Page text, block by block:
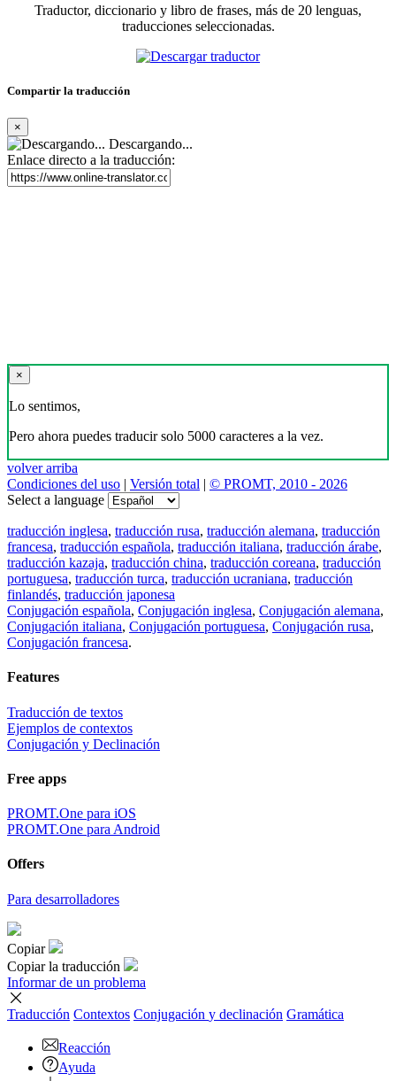
Traductor, diccionario y libro de frases, más de 20 lenguas,
traducciones seleccionadas.
Compartir la traducción
×
Descargando...
Enlace directo a la traducción:
×
Lo sentimos,
Pero ahora puedes traducir solo 5000 caracteres a la vez.
volver arriba
Condiciones del uso | Versión total | © PROMT, 2010 - 2026
Select a language
traducción inglesa, traducción rusa, traducción alemana, traducción
francesa, traducción española, traducción italiana, traducción árabe,
traducción kazaja, traducción china, traducción coreana, traducción
portuguesa, traducción turca, traducción ucraniana, traducción
finlandés, traducción japonesa
Conjugación española, Conjugación inglesa, Conjugación alemana,
Conjugación italiana, Conjugación portuguesa, Conjugación rusa,
Conjugación francesa.
Features
Traducción de textos
Ejemplos de contextos
Conjugación y Declinación
Free apps
PROMT.One para iOS
PROMT.One para Android
Offers
Para desarrolladores
Copiar
Copiar la traducción
Informar de un problema
Traducción Contextos Conjugación y declinación Gramática
Reacción
Ayuda